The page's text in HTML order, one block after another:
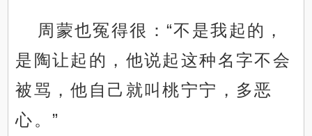
周蒙也冤得很：“不是我起的，
是陶让起的，他说起这种名字不会
被骂，他自己就叫桃宁宁，多恶
心。”